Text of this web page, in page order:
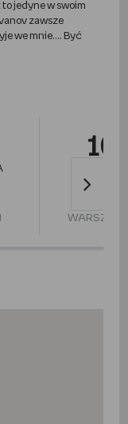
jedyne w swoim
zawsze
we mnie.... Być
10
2016
WARSZAWA